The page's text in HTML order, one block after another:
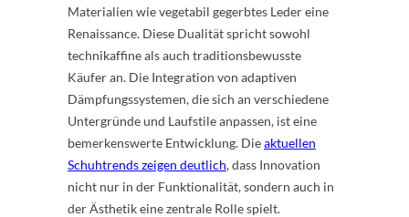
Materialien wie vegetabil gegerbtes Leder eine
Renaissance. Diese Dualität spricht sowohl
technikaffine als auch traditionsbewusste
Käufer an. Die Integration von adaptiven
Dämpfungssystemen, die sich an verschiedene
Untergründe und Laufstile anpassen, ist eine
bemerkenswerte Entwicklung. Dieaktuellen
Schuhtrends zeigen deutlich, dass Innovation
nicht nur in der Funktionalität, sondern auch in
der Ästhetik eine zentrale Rolle spielt.